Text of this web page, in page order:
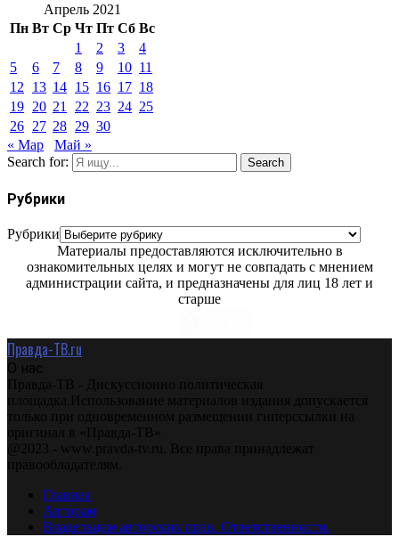
Апрель 2021
Пн Вт Ср Чт Пт Сб Вс
1
2 3
4
5
6 7 8 9 10 11
12
13 14 15 16 17 18
19 20 21 22 23 24 25
26 27 28 29 30
« Мар
Май »
Search for:
Search
Рубрики
Рубрики
Материалы предоставляются исключительно в
ознакомительных целях и могут не совпадать с мнением
администрации сайта, и предназначены для лиц 18 лет и
старше
Правда-ТВ.ru
О нас
Правда-ТВ - Дискуссионно политическая
площадка.Использование материалов издания допускается
только при одновременном размещении гиперссылки на
оригинал в «Правда-ТВ»
@2023 - www.pravda-tv.ru. Все права принадлежат
правообладателям.
Главная
Авторам
Владельцам авторских прав. Ответственности.